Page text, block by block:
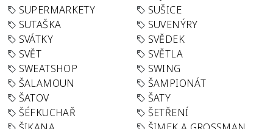
SUPERMARKETY
SUŠICE
SUTAŠKA
SUVENÝRY
SVÁTKY
SVĚDEK
SVĚT
SVĚTLA
SWEATSHOP
SWING
ŠALAMOUN
ŠAMPIONÁT
ŠATOV
ŠATY
ŠÉFKUCHAŘ
ŠETŘENÍ